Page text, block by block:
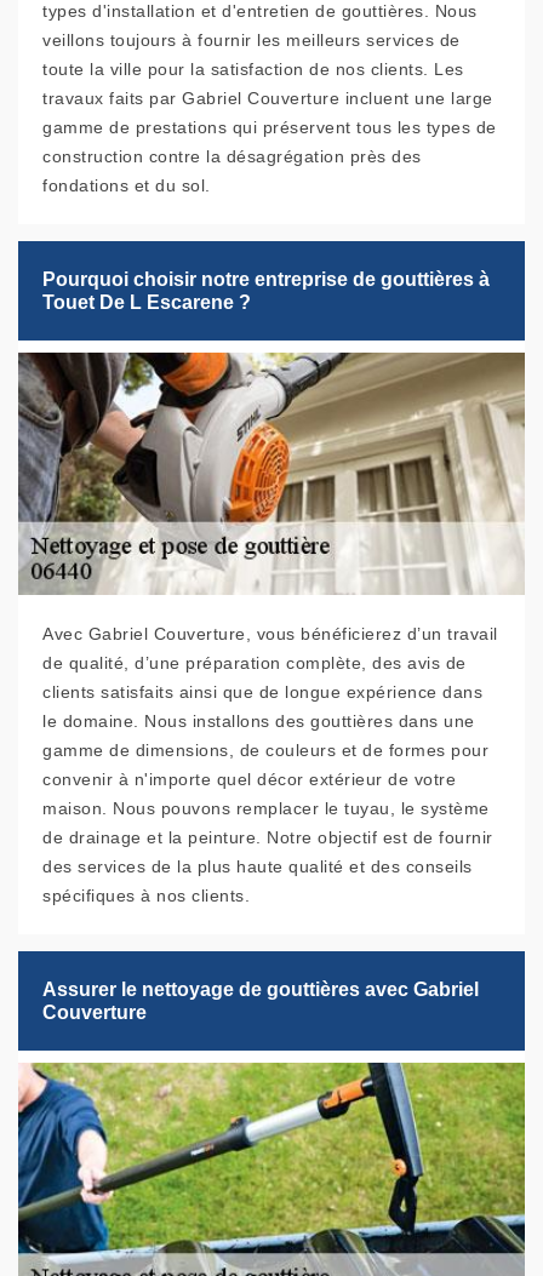
types d'installation et d'entretien de gouttières. Nous
veillons toujours à fournir les meilleurs services de
toute la ville pour la satisfaction de nos clients. Les
travaux faits par Gabriel Couverture incluent une large
gamme de prestations qui préservent tous les types de
construction contre la désagrégation près des
fondations et du sol.
Pourquoi choisir notre entreprise de gouttières à
Touet De L Escarene ?
Avec Gabriel Couverture, vous bénéficierez d’un travail
de qualité, d’une préparation complète, des avis de
clients satisfaits ainsi que de longue expérience dans
le domaine. Nous installons des gouttières dans une
gamme de dimensions, de couleurs et de formes pour
convenir à n'importe quel décor extérieur de votre
maison. Nous pouvons remplacer le tuyau, le système
de drainage et la peinture. Notre objectif est de fournir
des services de la plus haute qualité et des conseils
spécifiques à nos clients.
Assurer le nettoyage de gouttières avec Gabriel
Couverture